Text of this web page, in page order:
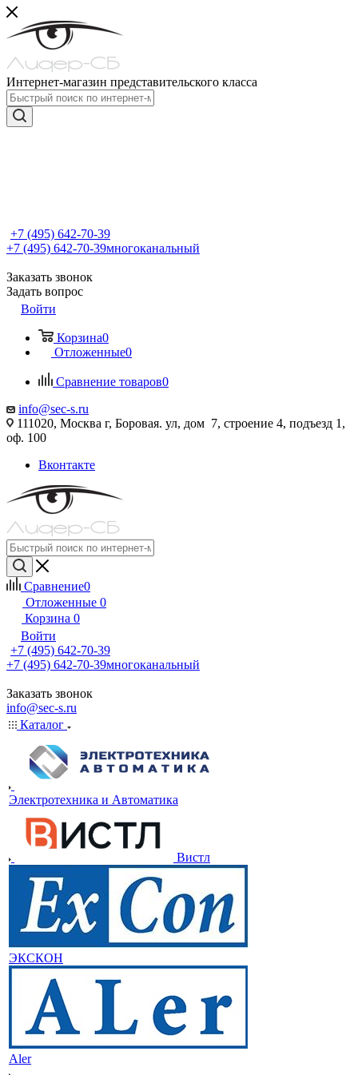
Интернет-магазин представительского класса
+7 (495) 642-70-39
+7 (495) 642-70-39многоканальный
Заказать звонок
Задать вопрос
Войти
Корзина0
Отложенные0
Сравнение товаров0
info@sec-s.ru
111020, Москва г, Боровая. ул, дом 7, строение 4, подъезд 1,
оф. 100
Вконтакте
Сравнение0
Отложенные 0
Корзина 0
Войти
+7 (495) 642-70-39
+7 (495) 642-70-39многоканальный
Заказать звонок
info@sec-s.ru
Каталог
Электротехника и Автоматика
Вистл
ЭКСКОН
Aler